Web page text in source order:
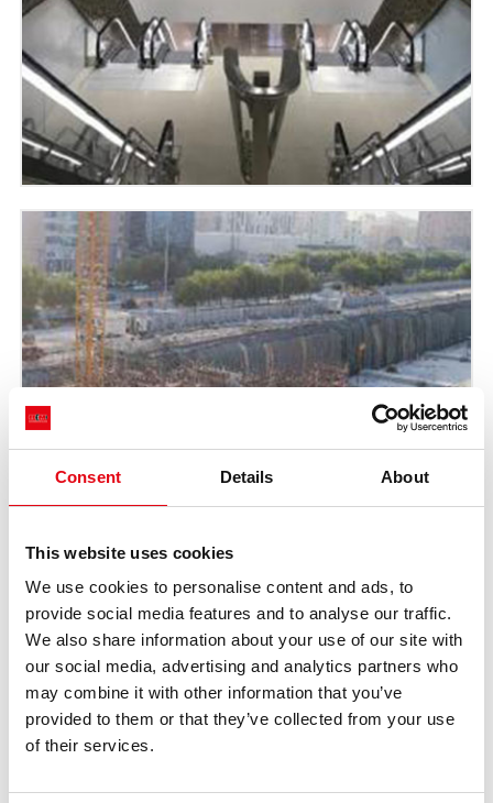
Consent Details About
This website uses cookies
We use cookies to personalise content and ads, to
provide social media features and to analyse our traffic.
We also share information about your use of our site with
our social media, advertising and analytics partners who
may combine it with other information that you’ve
provided to them or that they’ve collected from your use
of their services.